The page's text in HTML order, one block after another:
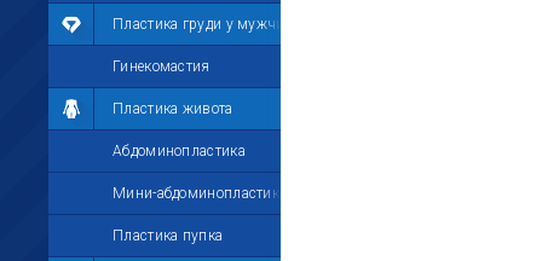
Пластика груди у мужчин
Гинекомастия
Пластика живота
Абдоминопластика
Мини-абдоминопластика
Пластика пупка